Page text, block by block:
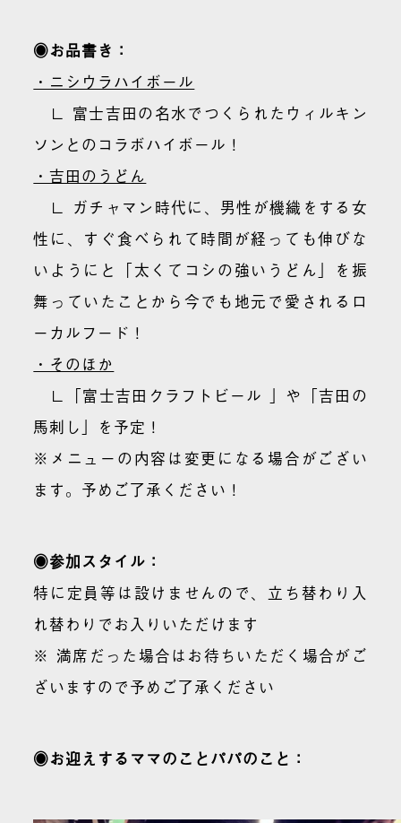
◉お品書き：
・ニシウラハイボール
∟ 富士吉田の名水でつくられたウィルキン
ソンとのコラボハイボール！
・吉田のうどん
∟ ガチャマン時代に、男性が機織をする女
性に、すぐ食べられて時間が経っても伸びな
いようにと「太くてコシの強いうどん」を振
舞っていたことから今でも地元で愛されるロ
ーカルフード！
・そのほか
∟「富士吉田クラフトビール 」や「吉田の
馬刺し」を予定！
※メニューの内容は変更になる場合がござい
ます。予めご了承ください！
◉参加スタイル：
特に定員等は設けませんので、立ち替わり入
れ替わりでお入りいただけます
※ 満席だった場合はお待ちいただく場合がご
ざいますので予めご了承ください
◉お迎えするママのことパパのこと：